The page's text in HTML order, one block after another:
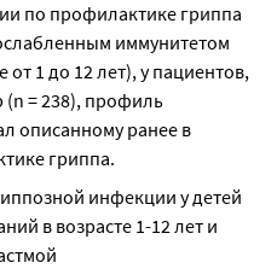
по профилактике гриппа
иммунитетом
от 1 до 12 лет), у пациентов,
= 238), профиль
описанному ранее в
гриппа.
инфекции у детей
в возрасте 1-12 лет и